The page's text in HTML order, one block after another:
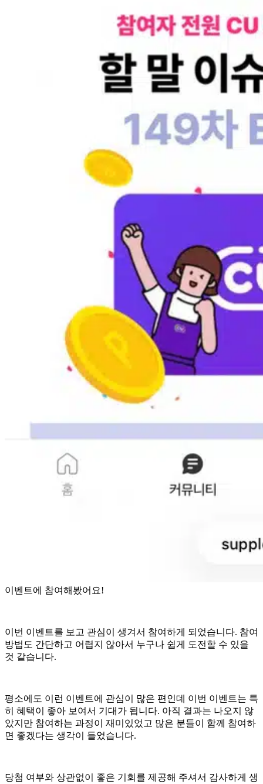
이벤트에 참여해봤어요!
이번 이벤트를 보고 관심이 생겨서 참여하게 되었습니다. 참여
방법도 간단하고 어렵지 않아서 누구나 쉽게 도전할 수 있을
것 같습니다.
평소에도 이런 이벤트에 관심이 많은 편인데 이번 이벤트는 특
히 혜택이 좋아 보여서 기대가 됩니다. 아직 결과는 나오지 않
았지만 참여하는 과정이 재미있었고 많은 분들이 함께 참여하
면 좋겠다는 생각이 들었습니다.
당첨 여부와 상관없이 좋은 기회를 제공해 주셔서 감사하게 생